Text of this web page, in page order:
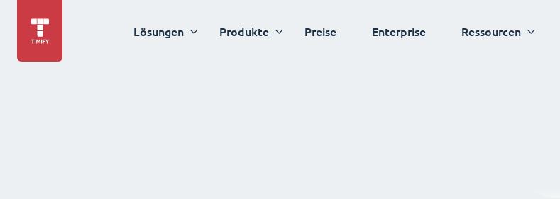
Lösungen Produkte Preise Enterprise Ressourcen